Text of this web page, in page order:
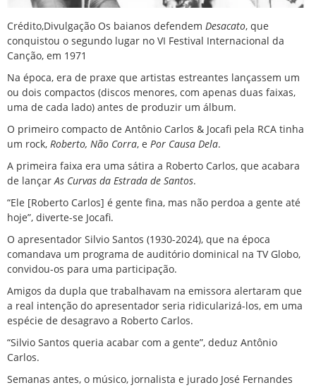
Crédito,Divulgação Os baianos defendem Desacato, que
conquistou o segundo lugar no VI Festival Internacional da
Canção, em 1971
Na época, era de praxe que artistas estreantes lançassem um
ou dois compactos (discos menores, com apenas duas faixas,
uma de cada lado) antes de produzir um álbum.
O primeiro compacto de Antônio Carlos & Jocafi pela RCA tinha
um rock, Roberto, Não Corra, e Por Causa Dela.
A primeira faixa era uma sátira a Roberto Carlos, que acabara
de lançarAs Curvas da Estrada de Santos.
“Ele [Roberto Carlos] é gente fina, mas não perdoa a gente até
hoje”, diverte-se Jocafi.
O apresentador Silvio Santos (1930-2024), que na época
comandava um programa de auditório dominical na TV Globo,
convidou-os para uma participação.
Amigos da dupla que trabalhavam na emissora alertaram que
a real intenção do apresentador seria ridicularizá-los, em uma
espécie de desagravo a Roberto Carlos.
“Silvio Santos queria acabar com a gente”, deduz Antônio
Carlos.
Semanas antes, o músico, jornalista e jurado José Fernandes